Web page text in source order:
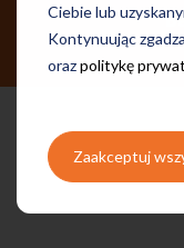
Ciebie lub
Kontynuując
orazpolitykę
Zaakceptuj